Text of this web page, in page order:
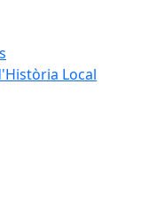
Local